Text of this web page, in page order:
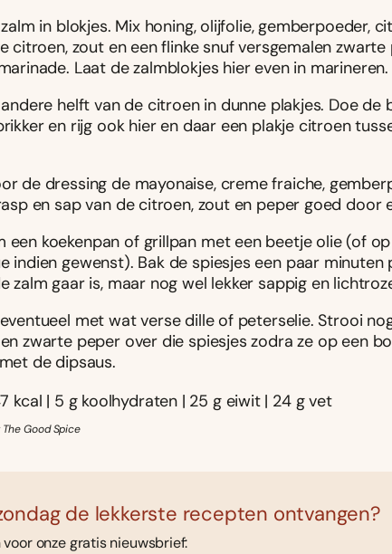
in blokjes. Mix honing, olijfolie, gemberpoeder,
citroen, zout en een flinke snuf versgemalen
Laat de zalmblokjes hier even in marineren.
helft van de citroen in dunne plakjes. Doe de
en rijg ook hier en daar een plakje citroen
de dressing de mayonaise, creme fraiche,
en sap van de citroen, zout en peper goed door
een koekenpan of grillpan met een beetje olie (of
indien gewenst). Bak de spiesjes een paar minuten
zalm gaar is, maar nog wel lekker sappig en
met wat verse dille of peterselie. Strooi
zwarte peper over die spiesjes zodra ze op een
de dipsaus.
kcal | 5 g koolhydraten | 25 g eiwit | 24 g vet
Good Spice
de lekkerste recepten ontvangen?
onze gratis nieuwsbrief: